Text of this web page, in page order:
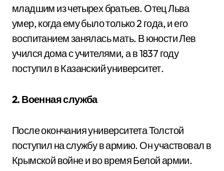
младшим из четырех братьев. Отец Льва
умер, когда ему было только 2 года, и его
воспитанием занялась мать. В юности Лев
учился дома с учителями, а в 1837 году
поступил в Казанский университет.
2. Военная служба
После окончания университета Толстой
поступил на службу в армию. Он участвовал в
Крымской войне и во время Белой армии.